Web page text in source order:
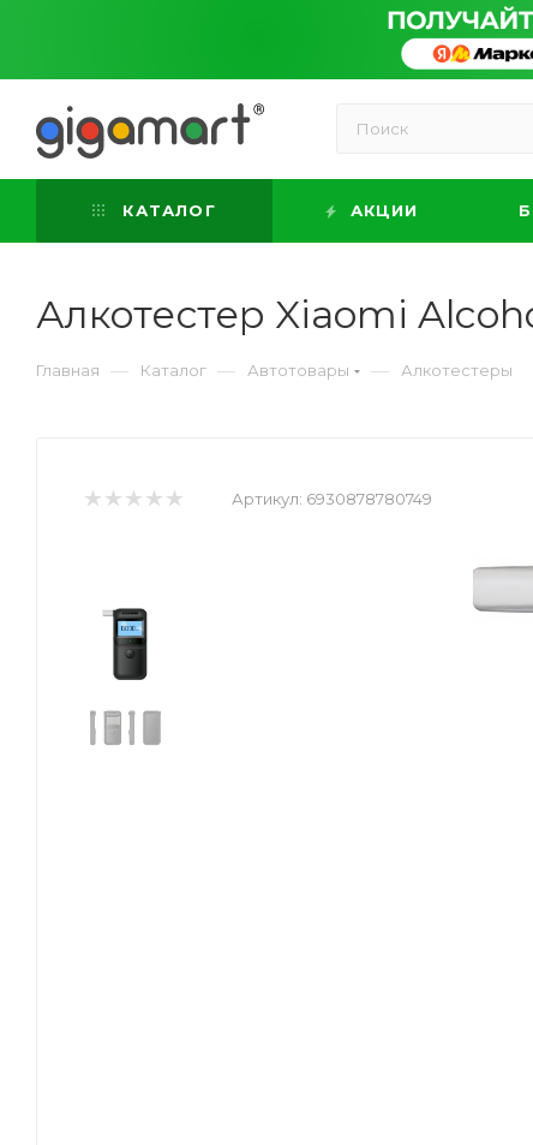
КАТАЛОГ АКЦИИ
Алкотестер Xiaomi
Главная — Каталог — Автотовары — Алкотестеры
Артикул: 6930878780749